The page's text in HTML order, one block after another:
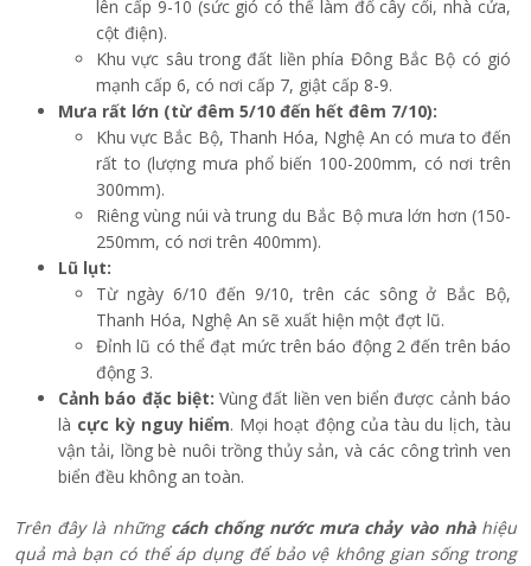
lên cấp 9-10 (sức gió có thể làm đổ cây cối, nhà cửa,
cột điện).
Khu vực sâu trong đất liền phía Đông Bắc Bộ có gió
mạnh cấp 6, có nơi cấp 7, giật cấp 8-9.
Mưa rất lớn (từ đêm 5/10 đến hết đêm 7/10):
Khu vực Bắc Bộ, Thanh Hóa, Nghệ An có mưa to đến
rất to (lượng mưa phổ biến 100-200mm, có nơi trên
300mm).
Riêng vùng núi và trung du Bắc Bộ mưa lớn hơn (150-
250mm, có nơi trên 400mm).
Lũ lụt:
Từ ngày 6/10 đến 9/10, trên các sông ở Bắc Bộ,
Thanh Hóa, Nghệ An sẽ xuất hiện một đợt lũ.
Đỉnh lũ có thể đạt mức trên báo động 2 đến trên báo
động 3.
Cảnh báo đặc biệt: Vùng đất liền ven biển được cảnh báo
là cực kỳ nguy hiểm. Mọi hoạt động của tàu du lịch, tàu
vận tải, lồng bè nuôi trồng thủy sản, và các công trình ven
biển đều không an toàn.
Trên đây là nhữngcách chống nước mưa chảy vào nhàhiệu
quả mà bạn có thể áp dụng để bảo vệ không gian sống trong